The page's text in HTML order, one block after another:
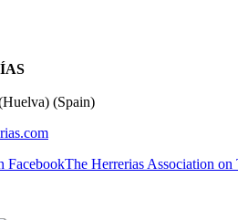
(Spain)
FacebookThe Herrerias Association on